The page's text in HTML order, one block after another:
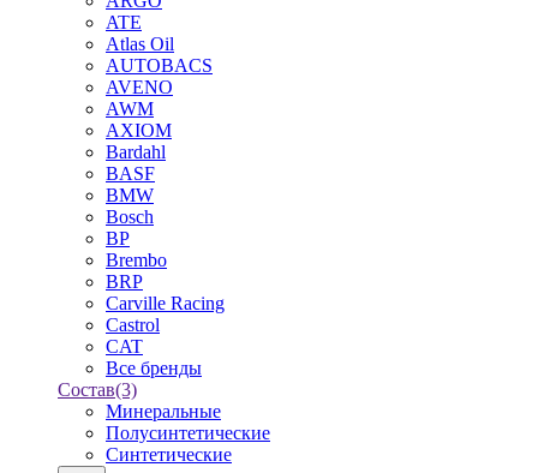
ATE
Atlas Oil
AUTOBACS
AVENO
AWM
AXIOM
Bardahl
BASF
BMW
Bosch
BP
Brembo
BRP
Carville Racing
Castrol
CAT
Все бренды
Состав(3)
Минеральные
Полусинтетические
Синтетические